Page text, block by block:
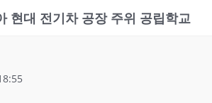
현대 전기차 공장 주위 공립학교